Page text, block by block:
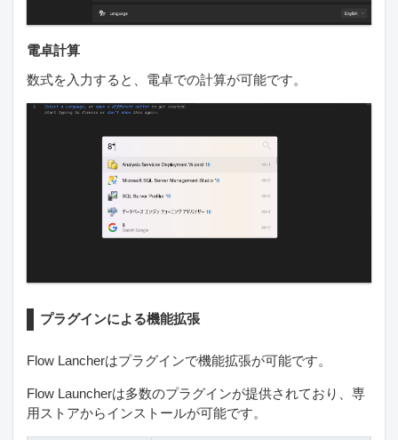
電卓計算
数式を入力すると、電卓での計算が可能です。
プラグインによる機能拡張
Flow Lancherはプラグインで機能拡張が可能です。
Flow Launcherは多数のプラグインが提供されており、専
用ストアからインストールが可能です。